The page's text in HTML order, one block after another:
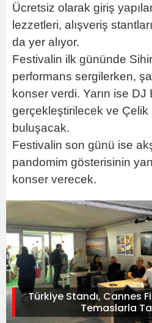
Ücretsiz olarak giriş
lezzetleri, alışveriş
da yer alıyor.
Festivalin ilk gününde
performans sergilerken,
konser verdi. Yarın ise DJ
gerçekleştirilecek ve
buluşacak.
Festivalin son günü ise
pandomim gösterisinin
konser verecek.
Türkiye Standı, Cannes
Temaslarla